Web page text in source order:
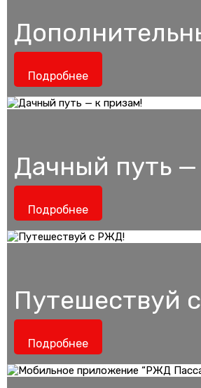
Подробнее
Дачный путь
Подробнее
Путешествуй
Подробнее